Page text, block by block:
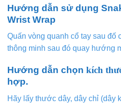
Hướng dẫn sử dụng
Wrist Wrap
Quấn vòng quanh cổ tay sau đố
thông minh sau đó quay hướng
Hướng dẫn chọn kích
hợp.
Hãy lấy thước dây, dây chỉ (dây